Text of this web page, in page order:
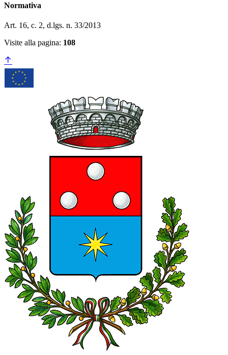
Normativa
Art. 16, c. 2, d.lgs. n. 33/2013
Visite alla pagina: 108